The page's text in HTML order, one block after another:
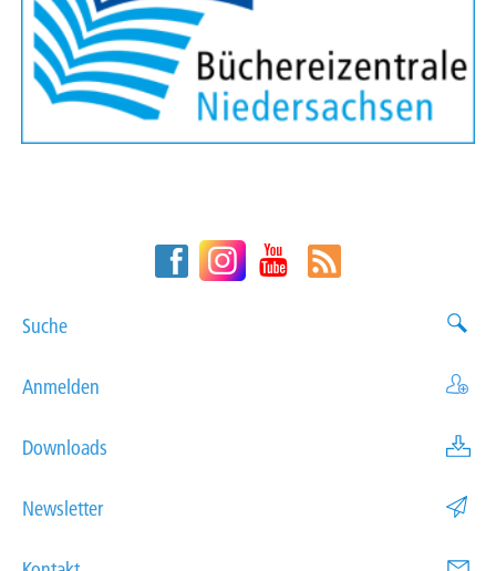
Suche
Anmelden
Downloads
Newsletter